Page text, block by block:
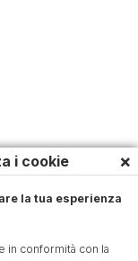
i cookie ×
la tua esperienza
in conformità con la